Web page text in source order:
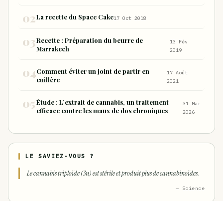
La recette du Space Cake17 Oct 2018
Recette : Préparation du beurre de
Marrakech
13 Fév
2019
Comment éviter un joint de partir en
cuillère
17 Août
2021
Étude : L’extrait de cannabis, un traitement
efficace contre les maux de dos chroniques
31 Mar
2026
LE SAVIEZ-VOUS ?
Le cannabis triploïde (3n) est stérile et produit plus de cannabinoïdes.
— Science